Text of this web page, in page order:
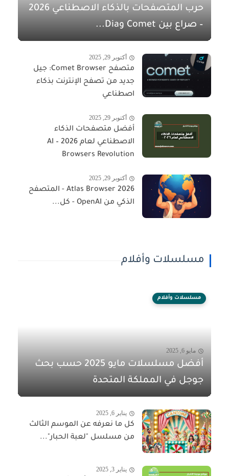
حرب المتصفحات بالذكاء الاصطناعي 2026
– صراع بين Comet وDia...
أكتوبر 29, 2025
متصفح Comet Browser: جيل
جديد من تصفح الإنترنت بذكاء
اصطناعي
أكتوبر 29, 2025
أفضل متصفحات الذكاء
الاصطناعي لعام 2026 – AI
Browsers Revolution
أكتوبر 29, 2025
Atlas Browser 2026 - المتصفح
الذكي من OpenAI - كل...
مسلسلات وأفلام
مسلسلات وأفلام
مايو 6, 2025
أفضل مسلسلات مايو 2025 حسب بحث
جوجل في المملكة المتحدة
يناير 6, 2025
كل ما نعرفه عن الموسم الثالث
من مسلسل "لعبة الحبار"...
يناير 3, 2025